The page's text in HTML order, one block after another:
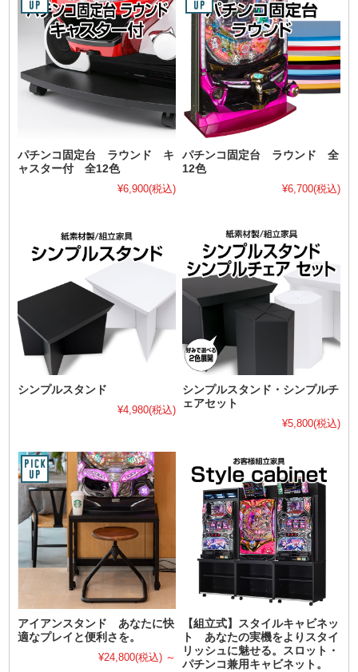
パチンコ固定台 ラウンド キ
ャスター付 全12色
¥6,900(税込)
パチンコ固定台 ラウンド 全
12色
¥6,700(税込)
シンプルスタンド
¥4,980(税込)
シンプルスタンド・シンプルチ
ェアセット
¥5,800(税込)
アイアンスタンド あなたに快
適なプレイと便利さを。
¥24,800(税込) ～
【組立式】スタイルキャビネッ
ト あなたの実機をよりスタイ
リッシュに魅せる。スロット・
パチンコ兼用キャビネット。